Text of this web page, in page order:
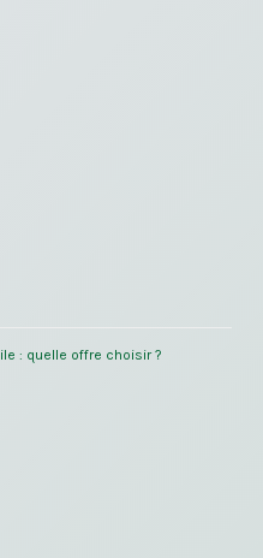
: quelle offre choisir ?